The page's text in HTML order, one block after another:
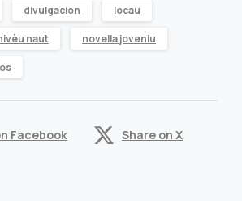
divulgacion locau
naut novella joveniu
Facebook Share on X